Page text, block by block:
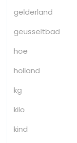
gelderland
geusseltbad
hoe
holland
kg
kilo
kind